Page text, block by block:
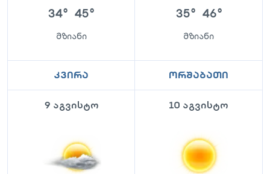
34° 45°
მზიანი
35° 46°
მზიანი
კვირა
9 აგვისტო
ორშაბათი
10 აგვისტო